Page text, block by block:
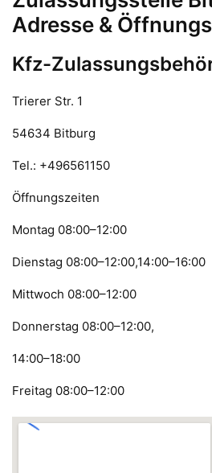
Adresse &
Kfz-
Trierer Str. 1
54634 Bitburg
Tel.: +496561150
Öffnungszeiten
Montag 08:00–12:00
Dienstag 08:00–12:00,14:00–16:00
Mittwoch 08:00–12:00
Donnerstag 08:00–12:00,
14:00–18:00
Freitag 08:00–12:00